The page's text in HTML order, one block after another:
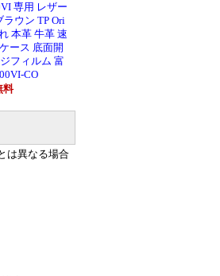
専用 レザー
ラウン TP Ori
本革 牛革 速
ース 底面開
フィルム 富
CO
料
は異なる場合